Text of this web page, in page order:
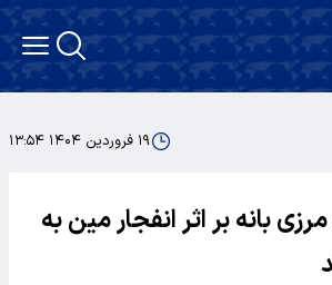
۱۹ فروردین ۱۴۰۴ ۱۳:۵۴
بانه بر اثر انفجار مین به